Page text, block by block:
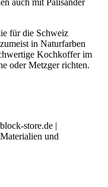
für die Schweiz
in Naturfarben
Kochkoffer im
oder Metzger richten.
store.de |
und